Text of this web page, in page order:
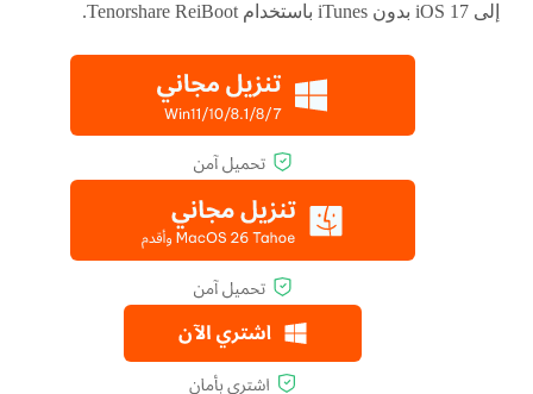
إلى iOS 17 بدون iTunes باستخدام Tenorshare ReiBoot.